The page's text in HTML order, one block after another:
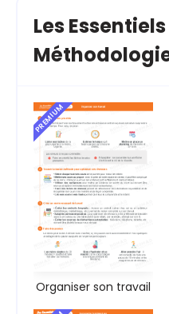
Les
PREMIUM
Organiser son travail